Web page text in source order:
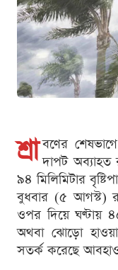
শ্রা বণের
দাপট অব্যাহত
৯৪ মিলিমিটার
বুধবার (৫ আগস্ট)
ওপর দিয়ে ঘণ্টায়
অথবা ঝোড়ো
সতর্ক করেছে